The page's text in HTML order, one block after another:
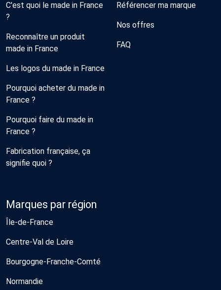
C'est quoi le made in France
?
Reconnaître un produit
made in France
Les logos du made in France
Pourquoi acheter du made in
France ?
Pourquoi faire du made in
France ?
Fabrication française, ça
signifie quoi ?
Référencer ma marque
Nos offres
FAQ
Marques par région
Île-de-France
Centre-Val de Loire
Bourgogne-Franche-Comté
Normandie